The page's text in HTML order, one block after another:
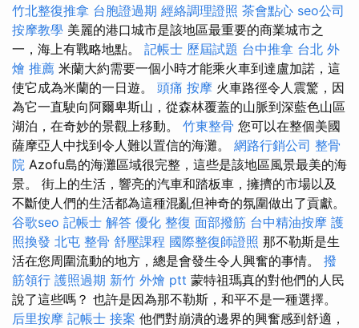
竹北整復推拿 台胞證過期 經絡調理證照 茶會點心 seo公司
按摩教學 美麗的港口城市是該地區最重要的商業城市之
一，海上有戰略地點。 記帳士 歷屆試題 台中推拿 台北 外
燴 推薦 米蘭大約需要一個小時才能乘火車到達盧加諾，這
使它成為米蘭的一日遊。 頭痛 按摩 火車路徑令人震驚，因
為它一直駛向阿爾卑斯山，從森林覆蓋的山脈到深藍色山區
湖泊，在奇妙的景觀上移動。 竹東整骨 您可以在整個美國
薩摩亞人中找到令人難以置信的海灘。 網路行銷公司 整骨
院 Azofu島的海灘區域很完整，這些是該地區風景最美的海
景。 街上的生活，響亮的汽車和踏板車，擁擠的市場以及
不斷使人們的生活都為這種混亂但神奇的氛圍做出了貢獻。
谷歌seo 記帳士 解答 優化 整復 面部撥筋 台中精油按摩 護
照換發 北屯 整骨 舒壓課程 國際整復師證照 那不勒斯是生
活在您周圍流動的地方，總是會發生令人興奮的事情。 撥
筋領行 護照過期 新竹 外燴 ptt 蒙特祖瑪真的對他們的人民
說了這些嗎？ 也許是因為那不勒斯，和平不是一種選擇。
后里按摩 記帳士 接案 他們對崩潰的邊界的興奮感到舒適，